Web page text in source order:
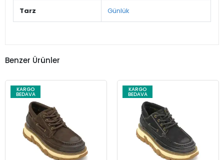
Tarz Günlük
Benzer Ürünler
KARGO
BEDAVA
KARGO
BEDAVA